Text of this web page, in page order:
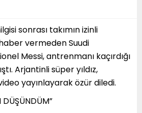
sonrası takımın izinli
vermeden Suudi
Messi, antrenmanı kaçırdığı
Arjantinli süper yıldız,
yayınlayarak özür diledi.
DÜŞÜNDÜM”